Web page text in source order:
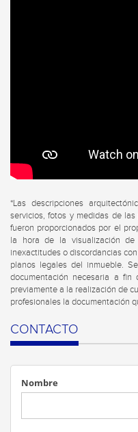
*Las descripciones
servicios, fotos y medidas de
fueron proporcionados por el
la hora de la visualización
inexactitudes o discordancias
planos legales del inmueble.
documentación necesaria a fin
previamente a la realización de
profesionales la documentación
CONTACTO
Nombre